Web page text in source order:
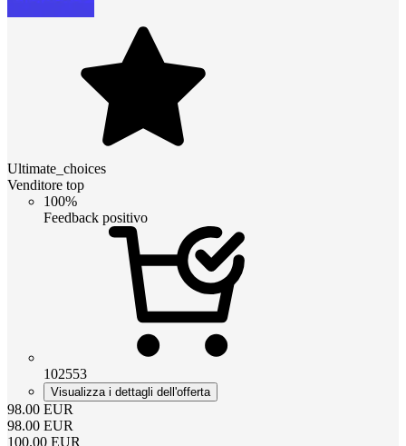
Ultimate_choices
Venditore top
100%
Feedback positivo
102553
Visualizza i dettagli dell'offerta
98.00 EUR
98.00 EUR
100.00 EUR